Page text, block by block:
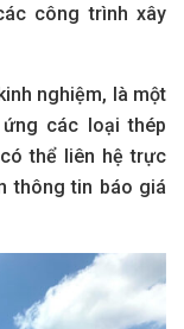
công trình xây
nghiệm, là một
các loại thép
thể liên hệ trực
thông tin báo giá